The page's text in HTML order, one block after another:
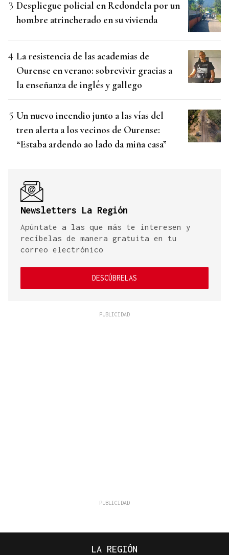
Despliegue policial en Redondela por un
hombre atrincherado en su vivienda
La resistencia de las academias de
Ourense en verano: sobrevivir gracias a
la enseñanza de inglés y gallego
Un nuevo incendio junto a las vías del
tren alerta a los vecinos de Ourense:
“Estaba ardendo ao lado da miña casa”
Newsletters La Región
Apúntate a las que más te interesen y
recíbelas de manera gratuita en tu
correo electrónico
DESCÚBRELAS
LA REGIÓN